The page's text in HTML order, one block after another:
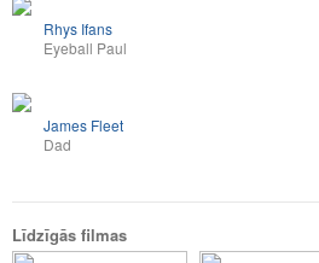
Rhys Ifans
Eyeball Paul
James Fleet
Dad
Līdzīgās filmas